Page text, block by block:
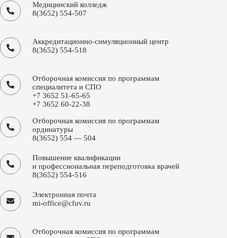
Медицинский колледж
8(3652) 554-507
Аккредитационно-симуляционный центр
8(3652) 554-518
Отборочная комиссия по программам
специалитета и СПО
+7 3652 51-65-65
+7 3652 60-22-38
Отборочная комиссия по программам
ординатуры
8(3652) 554 — 504
Повышение квалификации
и профессиональная переподготовка врачей
8(3652) 554-516
Электронная почта
mi-office@cfuv.ru
Отборочная комиссия по программам